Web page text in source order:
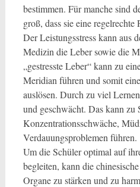
bestimmen. Für manche sind
groß, dass sie eine
Der Leistungsstress kann aus
Medizin die Leber sowie die
„gestresste Leber“ kann zu
Meridian führen und somit
auslösen. Durch zu viel
und geschwächt. Das kann zu
Konzentrationsschwäche,
Verdauungsproblemen führen.
Um die Schüler optimal auf
begleiten, kann die
Organe zu stärken und zu